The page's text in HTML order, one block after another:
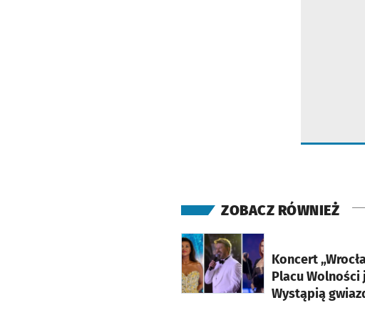
ZOBACZ RÓWNIEŻ
Koncert
Placu Wolności
Wystąpią
otworzy się w nowej karcie